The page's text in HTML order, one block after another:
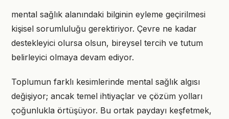
mental sağlık alanındaki bilginin eyleme geçirilmesi
kişisel sorumluluğu gerektiriyor. Çevre ne kadar
destekleyici olursa olsun, bireysel tercih ve tutum
belirleyici olmaya devam ediyor.
Toplumun farklı kesimlerinde mental sağlık algısı
değişiyor; ancak temel ihtiyaçlar ve çözüm yolları
çoğunlukla örtüşüyor. Bu ortak paydayı keşfetmek,